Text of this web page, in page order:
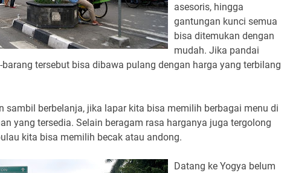
asesoris, hingga
gantungan kunci semua
bisa ditemukan dengan
mudah. Jika pandai
barang tersebut bisa dibawa pulang dengan harga yang terbilang
sambil berbelanja, jika lapar kita bisa memilih berbagai menu di
yang tersedia. Selain beragam rasa harganya juga tergolong
kita bisa memilih becak atau andong.
Datang ke Yogya belum